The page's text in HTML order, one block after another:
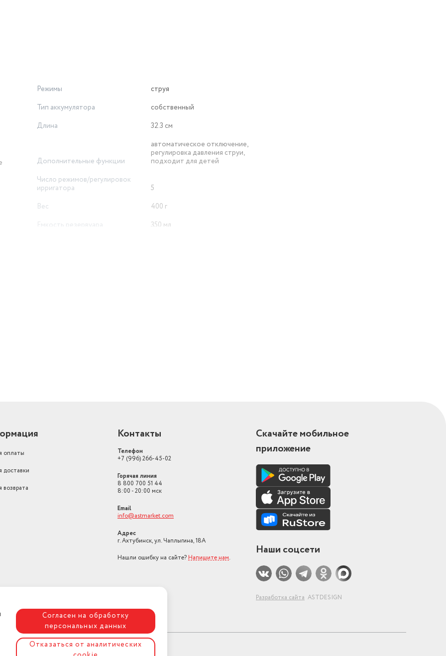
за здоровьем ваших зубов, дёсен и полости рта в целом. Если
Режимы
струя
Тип аккумулятора
собственный
Длина
32.3 см
Дополнительные функции
автоматическое отключение,
регулировка давления струи,
подходит для детей
Число режимов/регулировок
ирригатора
5
Вес
400 г
Емкость резервуара
350 мл
оплаты
доставки
возврата
Контакты
Телефон
+7 (996) 266-45-02
Горячая линия
8 800 700 51 44
8:00 - 20:00 мск
Email
info@astmarket.com
Адрес
г. Ахтубинск, ул. Чаплыгина, 18А
Нашли ошибку на сайте? Напишите нам.
Скачайте мобильное
приложение
Наши соцсети
Разработка сайта ASTDESIGN
Согласен на обработку
персональных данных
Отказаться от аналитических